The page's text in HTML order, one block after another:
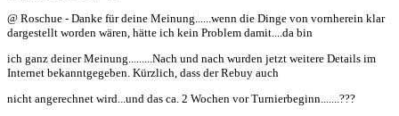
@ Roschue - Danke für deine Meinung......wenn die Dinge von vornherein klar
dargestellt worden wären, hätte ich kein Problem damit....da bin
ich ganz deiner Meinung.........Nach und nach wurden jetzt weitere Details im
Internet bekanntgegeben. Kürzlich, dass der Rebuy auch
nicht angerechnet wird...und das ca. 2 Wochen vor Turnierbeginn.......???